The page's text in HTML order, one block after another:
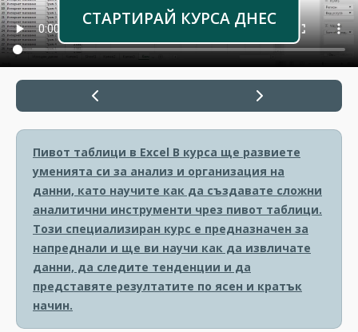
СТАРТИРАЙ КУРСА ДНЕС
Пивот таблици в Excel В курса ще развиете
уменията си за анализ и организация на
данни, като научите как да създавате сложни
аналитични инструменти чрез пивот таблици.
Този специализиран курс е предназначен за
напреднали и ще ви научи как да извличате
данни, да следите тенденции и да
представяте резултатите по ясен и кратък
начин.